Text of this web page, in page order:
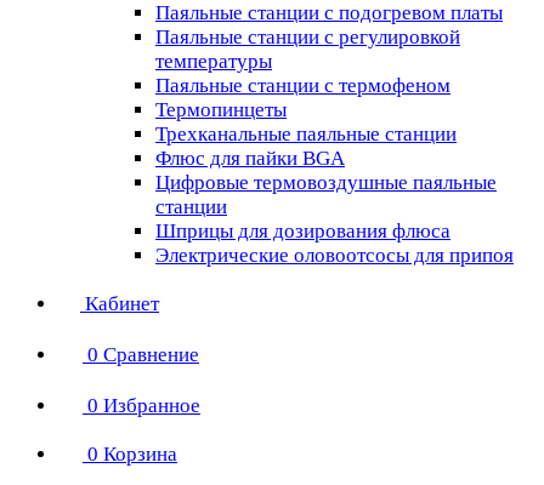
Паяльные станции с подогревом платы
Паяльные станции с регулировкой
температуры
Паяльные станции с термофеном
Термопинцеты
Трехканальные паяльные станции
Флюс для пайки BGA
Цифровые термовоздушные паяльные
станции
Шприцы для дозирования флюса
Электрические оловоотсосы для припоя
Кабинет
0 Сравнение
0 Избранное
0 Корзина